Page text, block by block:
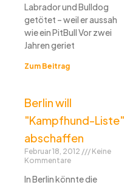
Labrador und Bulldog
getötet – weil er aussah
wie ein PitBull Vor zwei
Jahren geriet
Zum Beitrag
Berlin will
"Kampfhund-Liste"
abschaffen
Februar 18, 2012
Keine
Kommentare
In Berlin könnte die